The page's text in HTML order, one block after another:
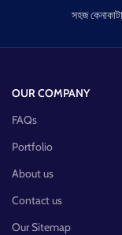
সহজ
OUR COMPANY
FAQs
Portfolio
About us
Contact us
Our Sitemap